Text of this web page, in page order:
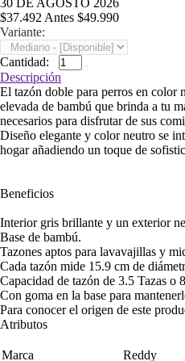
30 DE AGOSTO 2026
$37.492 Antes $49.990
Variante:
Cantidad:
Descripción
El tazón doble para perros en color
elevada de bambú que brinda a tu
necesarios para disfrutar de sus
Diseño elegante y color neutro se
hogar añadiendo un toque de
Beneficios
Interior gris brillante y un exterior
Base de bambú.
Tazones aptos para lavavajillas y
Cada tazón mide 15.9 cm de
Capacidad de tazón de 3.5 Tazas o
Con goma en la base para
Para conocer el origen de este
Atributos
Marca
Reddy